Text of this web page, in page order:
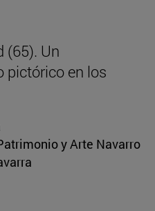
(65). Un
pictórico en los
y Arte Navarro